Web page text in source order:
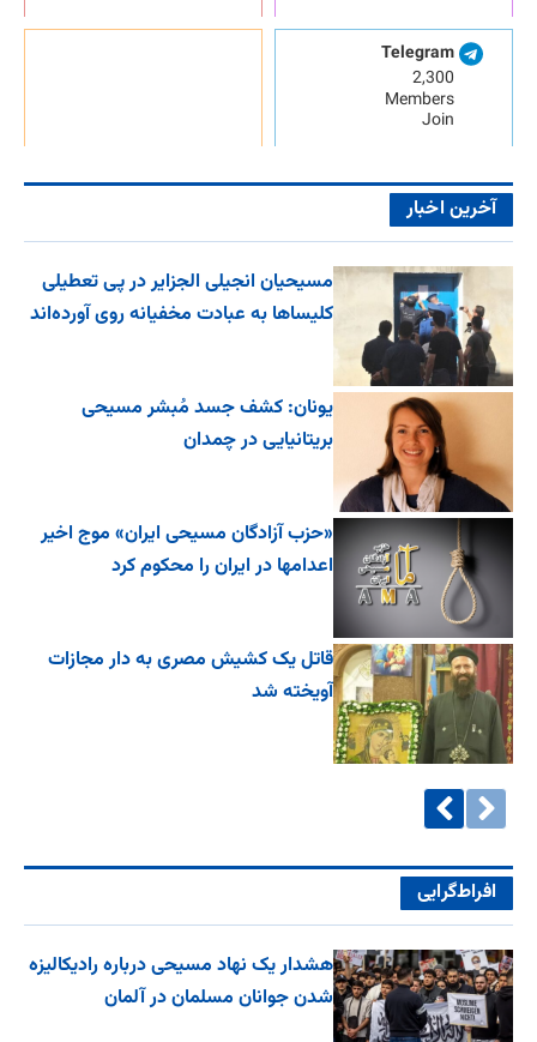
Telegram
2,300
Members
Join
آخرین اخبار
مسیحیان انجیلی الجزایر در پی تعطیلی
کلیساها به عبادت مخفیانه روی آورده‌اند
یونان: کشف جسد مُبشر مسیحی
بریتانیایی در چمدان
«حزب آزادگان مسیحی ایران» موج اخیر
اعدامها در ایران را محکوم کرد
قاتل یک کشیش مصری به دار مجازات
آویخته شد
افراط‌گرایی
هشدار یک نهاد مسیحی درباره رادیکالیزه
شدن جوانان مسلمان در آلمان